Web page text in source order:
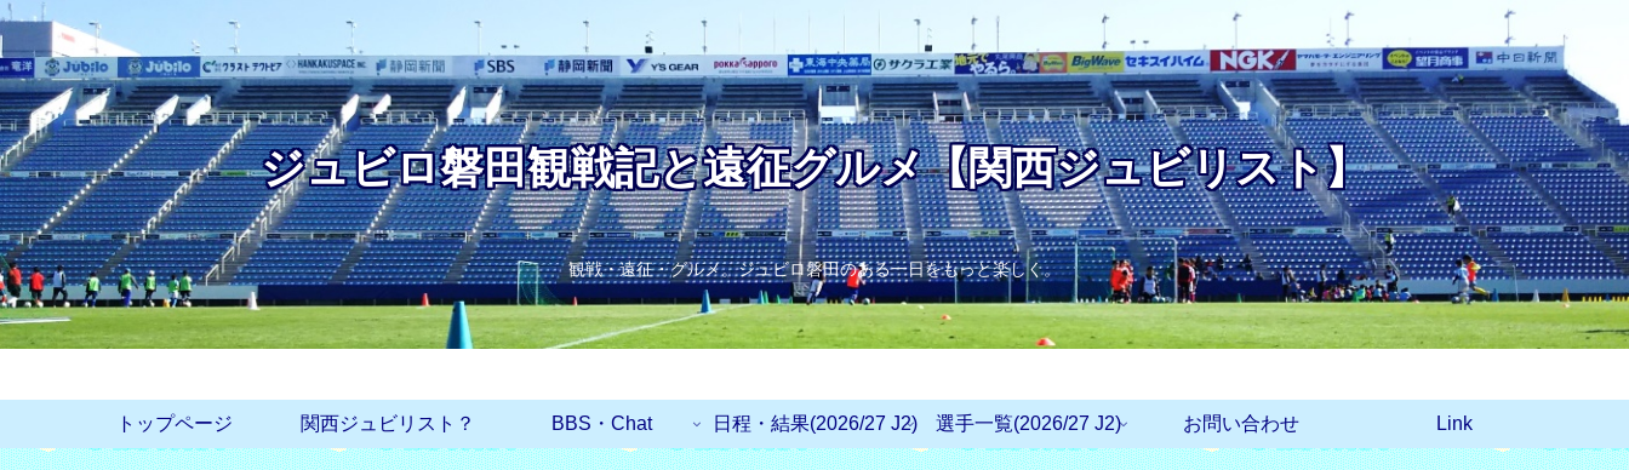
ジュビロ磐田観戦記と遠征グルメ【関西ジュビリスト】
観戦・遠征・グルメ。ジュビロ磐田のある一日をもっと楽しく。
トップページ 関西ジュビリスト？ BBS・Chat 日程・結果(2026/27 J2) 選手一覧(2026/27 J2) お問い合わせ Link